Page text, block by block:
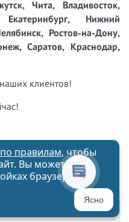
Чита, Владивосток,
Екатеринбург, Нижний
Ростов-на-Дону,
Саратов, Краснодар,
клиентов!
партнеры"
услуги
по правилам, чтобы
Вы можете
браузера
Ясно